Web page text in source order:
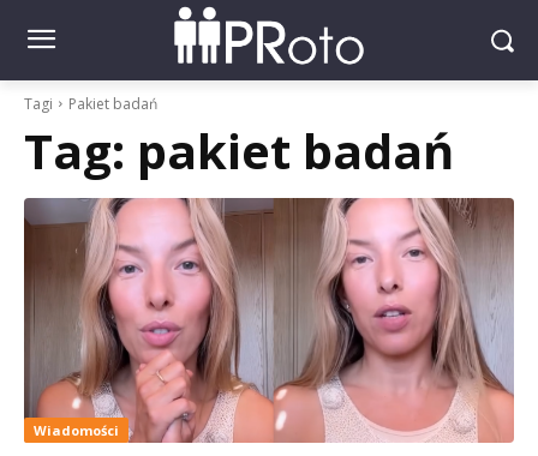
Tagi Pakiet badań
Tag: pakiet badań
Wiadomości